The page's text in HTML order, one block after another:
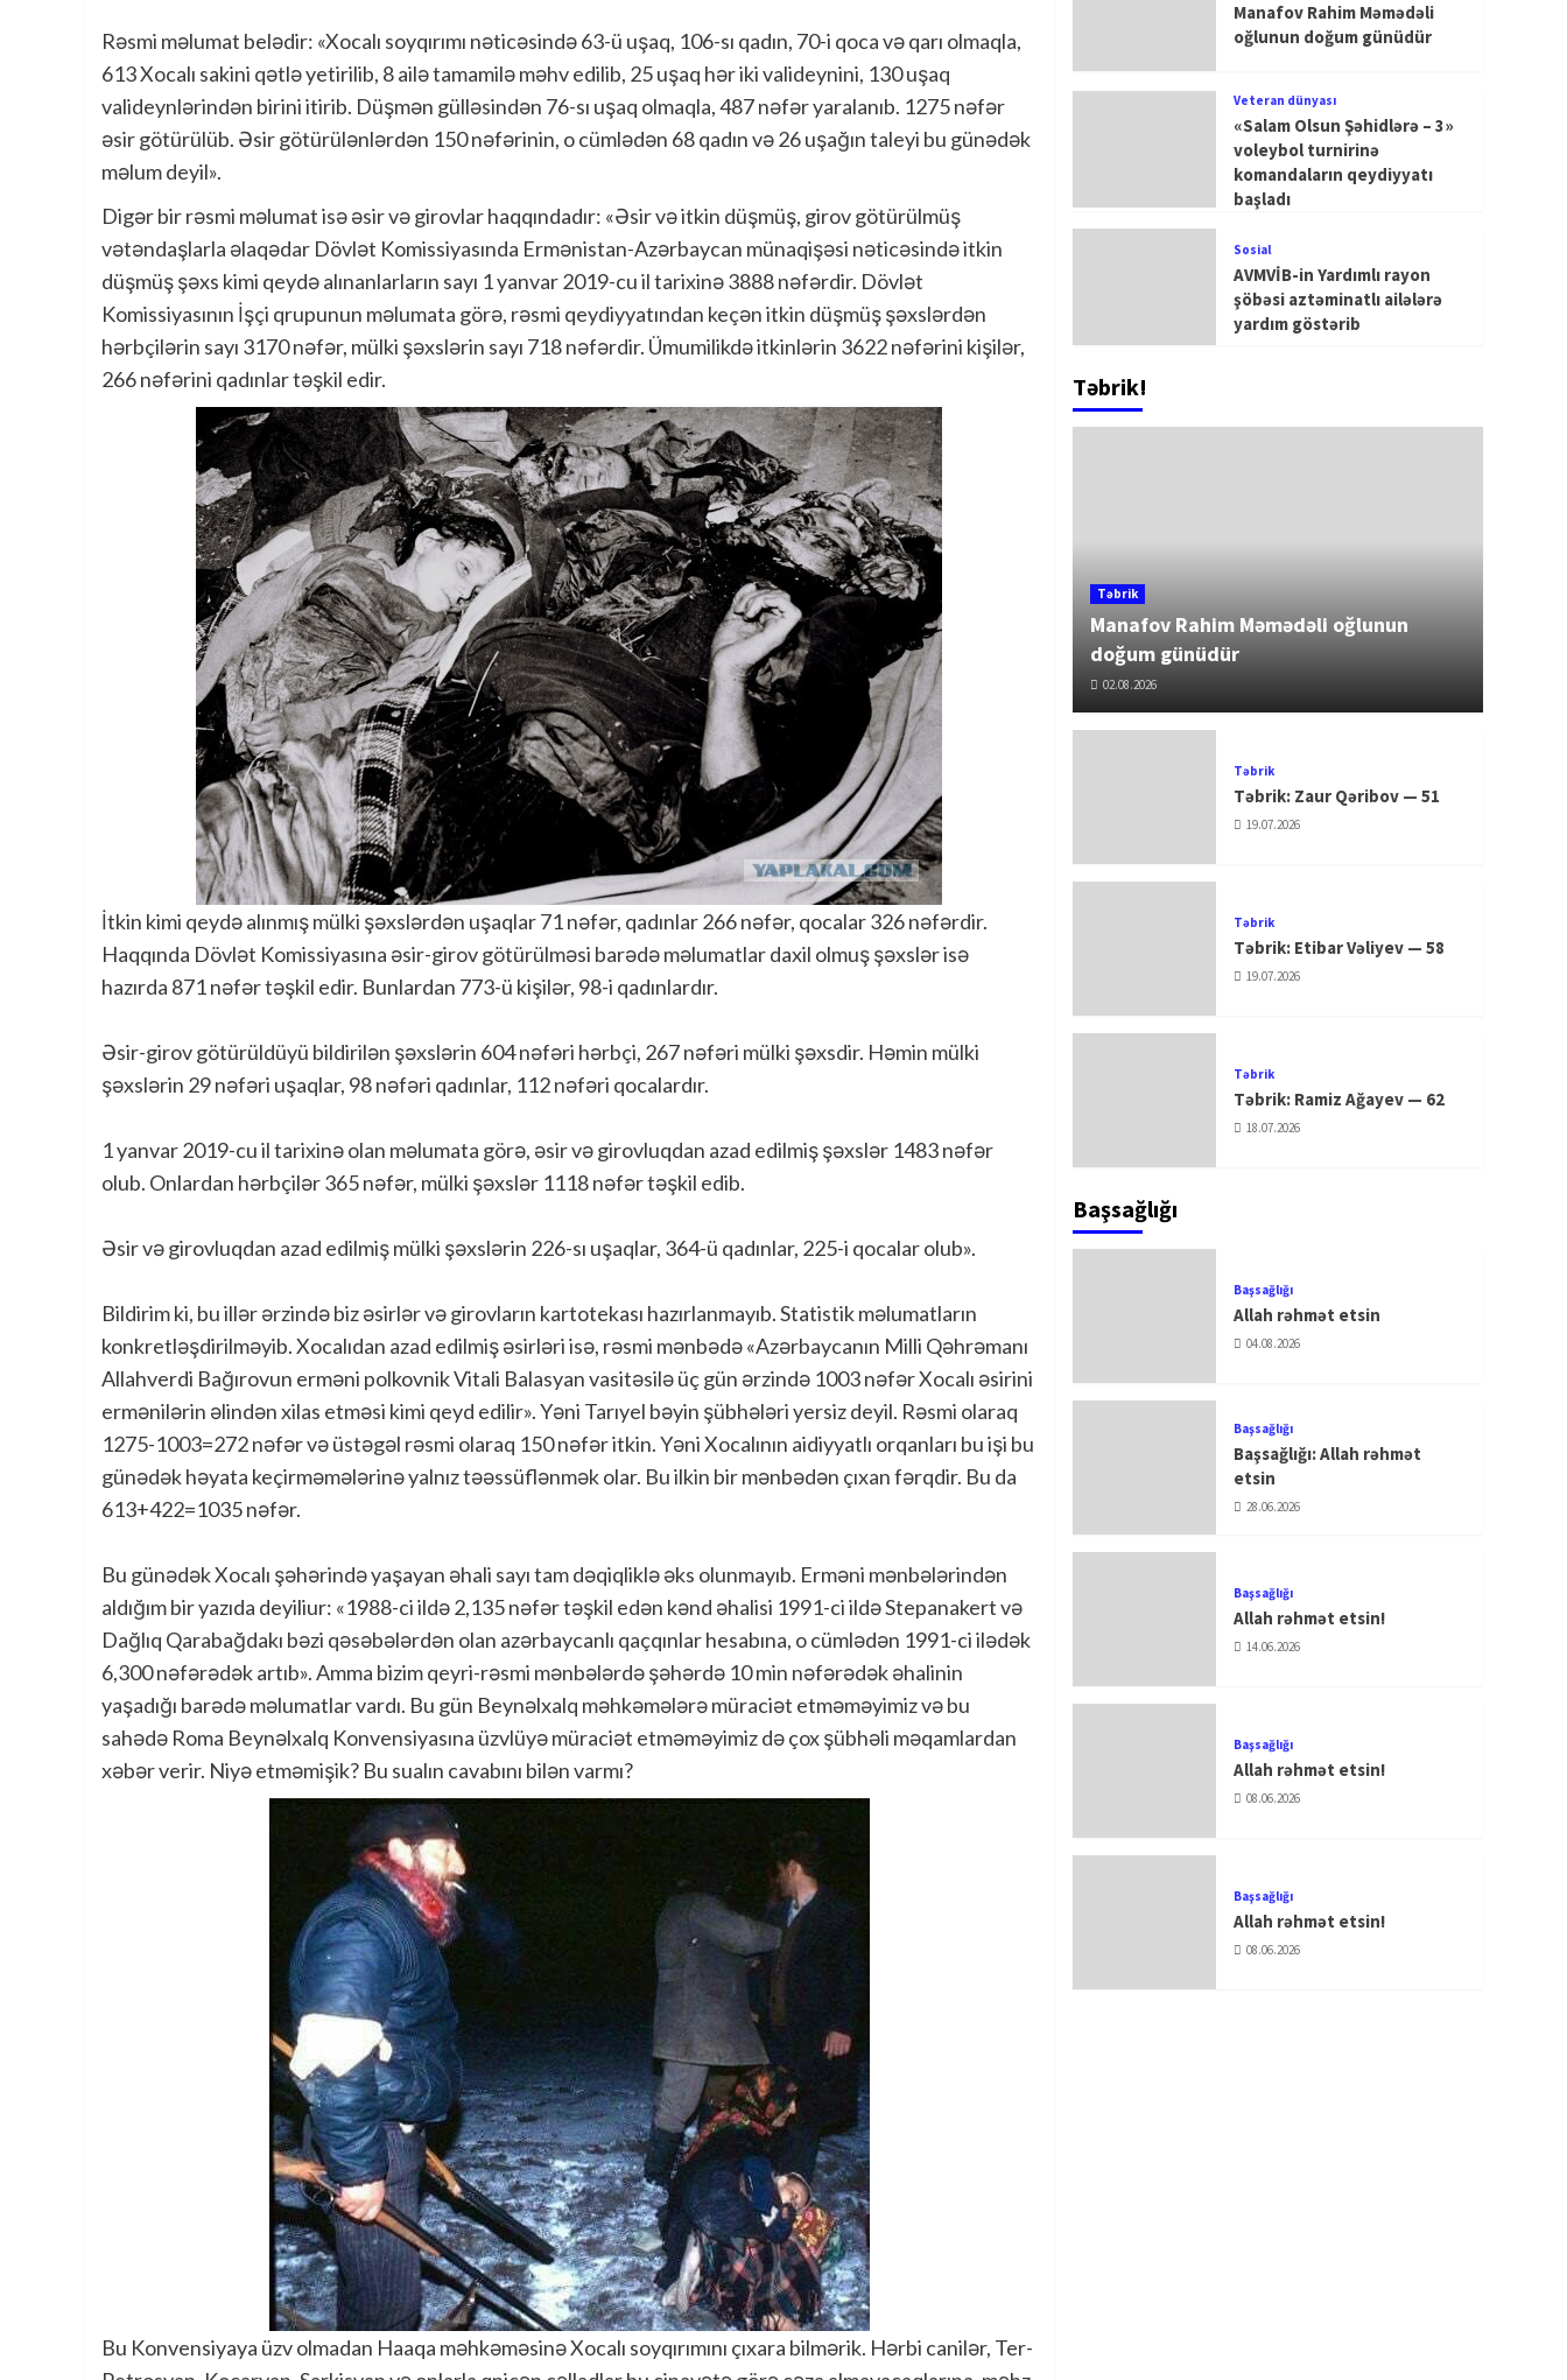
Rəsmi məlumat belədir: «Xocalı soyqırımı nəticəsində 63-ü uşaq, 106-sı qadın, 70-i qoca və qarı olmaqla,
613 Xocalı sakini qətlə yetirilib, 8 ailə tamamilə məhv edilib, 25 uşaq hər iki valideynini, 130 uşaq
valideynlərindən birini itirib. Düşmən gülləsindən 76-sı uşaq olmaqla, 487 nəfər yaralanıb. 1275 nəfər
əsir götürülüb. Əsir götürülənlərdən 150 nəfərinin, o cümlədən 68 qadın və 26 uşağın taleyi bu günədək
məlum deyil».
Digər bir rəsmi məlumat isə əsir və girovlar haqqındadır: «Əsir və itkin düşmüş, girov götürülmüş
vətəndaşlarla əlaqədar Dövlət Komissiyasında Ermənistan-Azərbaycan münaqişəsi nəticəsində itkin
düşmüş şəxs kimi qeydə alınanlarların sayı 1 yanvar 2019-cu il tarixinə 3888 nəfərdir. Dövlət
Komissiyasının İşçi qrupunun məlumata görə, rəsmi qeydiyyatından keçən itkin düşmüş şəxslərdən
hərbçilərin sayı 3170 nəfər, mülki şəxslərin sayı 718 nəfərdir. Ümumilikdə itkinlərin 3622 nəfərini kişilər,
266 nəfərini qadınlar təşkil edir.
İtkin kimi qeydə alınmış mülki şəxslərdən uşaqlar 71 nəfər, qadınlar 266 nəfər, qocalar 326 nəfərdir.
Haqqında Dövlət Komissiyasına əsir-girov götürülməsi barədə məlumatlar daxil olmuş şəxslər isə
hazırda 871 nəfər təşkil edir. Bunlardan 773-ü kişilər, 98-i qadınlardır.
Əsir-girov götürüldüyü bildirilən şəxslərin 604 nəfəri hərbçi, 267 nəfəri mülki şəxsdir. Həmin mülki
şəxslərin 29 nəfəri uşaqlar, 98 nəfəri qadınlar, 112 nəfəri qocalardır.
1 yanvar 2019-cu il tarixinə olan məlumata görə, əsir və girovluqdan azad edilmiş şəxslər 1483 nəfər
olub. Onlardan hərbçilər 365 nəfər, mülki şəxslər 1118 nəfər təşkil edib.
Əsir və girovluqdan azad edilmiş mülki şəxslərin 226-sı uşaqlar, 364-ü qadınlar, 225-i qocalar olub».
Bildirim ki, bu illər ərzində biz əsirlər və girovların kartotekası hazırlanmayıb. Statistik məlumatların
konkretləşdirilməyib. Xocalıdan azad edilmiş əsirləri isə, rəsmi mənbədə «Azərbaycanın Milli Qəhrəmanı
Allahverdi Bağırovun erməni polkovnik Vitali Balasyan vasitəsilə üç gün ərzində 1003 nəfər Xocalı əsirini
ermənilərin əlindən xilas etməsi kimi qeyd edilir». Yəni Tarıyel bəyin şübhələri yersiz deyil. Rəsmi olaraq
1275-1003=272 nəfər və üstəgəl rəsmi olaraq 150 nəfər itkin. Yəni Xocalının aidiyyatlı orqanları bu işi bu
günədək həyata keçirməmələrinə yalnız təəssüflənmək olar. Bu ilkin bir mənbədən çıxan fərqdir. Bu da
613+422=1035 nəfər.
Bu günədək Xocalı şəhərində yaşayan əhali sayı tam dəqiqliklə əks olunmayıb. Erməni mənbələrindən
aldığım bir yazıda deyiliur: «1988-ci ildə 2,135 nəfər təşkil edən kənd əhalisi 1991-ci ildə Stepanakert və
Dağlıq Qarabağdakı bəzi qəsəbələrdən olan azərbaycanlı qaçqınlar hesabına, o cümlədən 1991-ci ilədək
6,300 nəfərədək artıb». Amma bizim qeyri-rəsmi mənbələrdə şəhərdə 10 min nəfərədək əhalinin
yaşadığı barədə məlumatlar vardı. Bu gün Beynəlxalq məhkəmələrə müraciət etməməyimiz və bu
sahədə Roma Beynəlxalq Konvensiyasına üzvlüyə müraciət etməməyimiz də çox şübhəli məqamlardan
xəbər verir. Niyə etməmişik? Bu sualın cavabını bilən varmı?
Bu Konvensiyaya üzv olmadan Haaqa məhkəməsinə Xocalı soyqırımını çıxara bilmərik. Hərbi canilər, Ter-
Manafov Rahim Məmədəli
oğlunun doğum günüdür
Veteran dünyası
«Salam Olsun Şəhidlərə – 3»
voleybol turnirinə
komandaların qeydiyyatı
başladı
Sosial
AVMVİB-in Yardımlı rayon
şöbəsi aztəminatlı ailələrə
yardım göstərib
Təbrik!
Təbrik
Manafov Rahim Məmədəli oğlunun
doğum günüdür
02.08.2026
Təbrik
Təbrik: Zaur Qəribov — 51
19.07.2026
Təbrik
Təbrik: Etibar Vəliyev — 58
19.07.2026
Təbrik
Təbrik: Ramiz Ağayev — 62
18.07.2026
Başsağlığı
Başsağlığı
Allah rəhmət etsin
04.08.2026
Başsağlığı
Başsağlığı: Allah rəhmət
etsin
28.06.2026
Başsağlığı
Allah rəhmət etsin!
14.06.2026
Başsağlığı
Allah rəhmət etsin!
08.06.2026
Başsağlığı
Allah rəhmət etsin!
08.06.2026